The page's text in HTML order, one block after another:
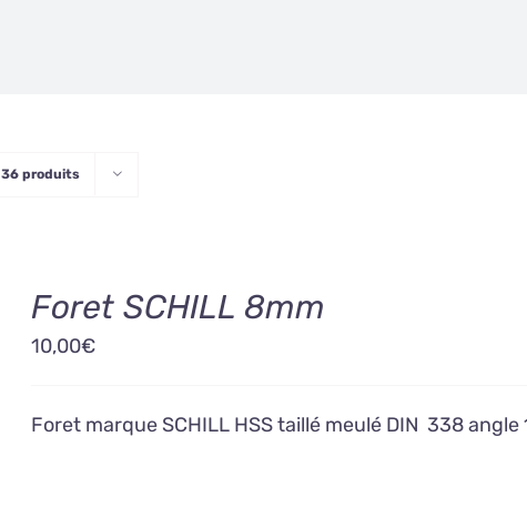
36 produits
Foret SCHILL 8mm
10,00€
Foret marque SCHILL HSS taillé meulé DIN 338 angle